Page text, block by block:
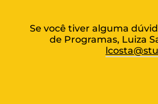
Se você tiver alguma
de Programas, Luiza